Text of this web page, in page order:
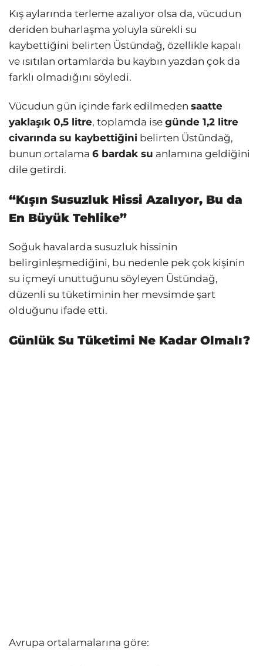
Kış aylarında terleme azalıyor olsa da, vücudun
deriden buharlaşma yoluyla sürekli su
kaybettiğini belirten Üstündağ, özellikle kapalı
ve ısıtılan ortamlarda bu kaybın yazdan çok da
farklı olmadığını söyledi.
Vücudun gün içinde fark edilmeden saatte
yaklaşık 0,5 litre, toplamda ise günde 1,2 litre
civarında su kaybettiğini belirten Üstündağ,
bunun ortalama 6 bardak su anlamına geldiğini
dile getirdi.
“Kışın Susuzluk Hissi Azalıyor, Bu da
En Büyük Tehlike”
Soğuk havalarda susuzluk hissinin
belirginleşmediğini, bu nedenle pek çok kişinin
su içmeyi unuttuğunu söyleyen Üstündağ,
düzenli su tüketiminin her mevsimde şart
olduğunu ifade etti.
Günlük Su Tüketimi Ne Kadar Olmalı?
Avrupa ortalamalarına göre: